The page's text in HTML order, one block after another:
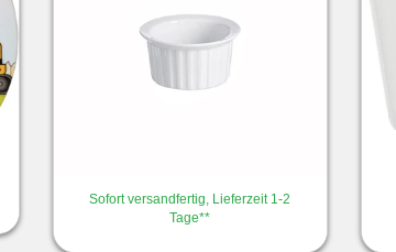
Sofort versandfertig, Lieferzeit 1-2
Tage**